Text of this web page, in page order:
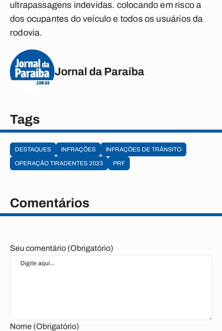
ultrapassagens indevidas. colocando em risco a
dos ocupantes do veículo e todos os usuários da
rodovia.
Jornal da Paraíba
Tags
DESTAQUES INFRAÇÕES
INFRAÇÕES DE TRÂNSITO
OPERAÇÃO TIRADENTES 2023
PRF
Comentários
Seu comentário (Obrigatório)
Nome (Obrigatório)